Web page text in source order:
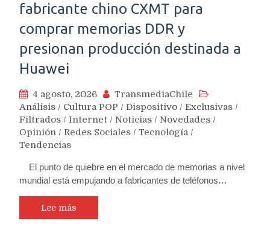
fabricante chino CXMT para
comprar memorias DDR y
presionan producción destinada a
Huawei
4 agosto, 2026
TransmediaChile
Análisis / Cultura POP / Dispositivo / Exclusivas /
Filtrados / Internet / Noticias / Novedades /
Opinión / Redes Sociales / Tecnología /
Tendencias
El punto de quiebre en el mercado de memorias a nivel
mundial está empujando a fabricantes de teléfonos…
Lee más